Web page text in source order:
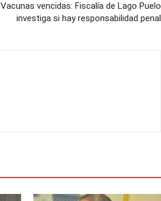
Vacunas vencidas: Fiscalía de Lago Puelo
investiga si hay responsabilidad penal